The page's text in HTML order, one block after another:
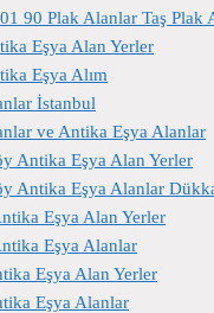
90 Plak Alanlar Taş Plak
Eşya Alan Yerler
Eşya Alım
İstanbul
ve Antika Eşya Alanlar
Antika Eşya Alan Yerler
Antika Eşya Alanlar
Eşya Alan Yerler
Eşya Alanlar
Eşya Alan Yerler
Eşya Alanlar